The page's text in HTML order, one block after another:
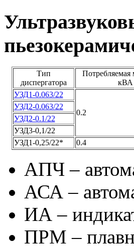
Тип
диспергатора
Потребляемая
кВА
УЗД1-0.063/22
0.2
УЗД2-0.063/22
УЗД2-0.1/22
УЗД3-0,1/22
УЗД1-0,25/22*
0.4
АПЧ –
АСА –
ИА –
ПРМ –